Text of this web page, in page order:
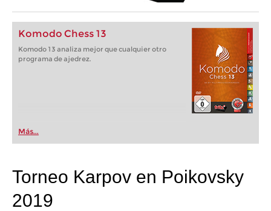
Komodo Chess 13
Komodo 13 analiza mejor que cualquier otro
programa de ajedrez.
Más...
Torneo Karpov en Poikovsky
2019